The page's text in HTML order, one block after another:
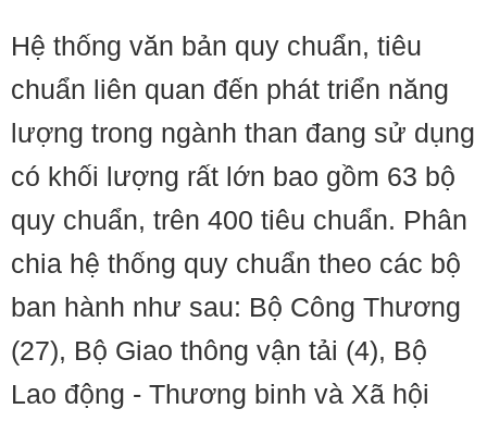
Hệ thống văn bản quy chuẩn, tiêu
chuẩn liên quan đến phát triển năng
lượng trong ngành than đang sử dụng
có khối lượng rất lớn bao gồm 63 bộ
quy chuẩn, trên 400 tiêu chuẩn. Phân
chia hệ thống quy chuẩn theo các bộ
ban hành như sau: Bộ Công Thương
(27), Bộ Giao thông vận tải (4), Bộ
Lao động - Thương binh và Xã hội